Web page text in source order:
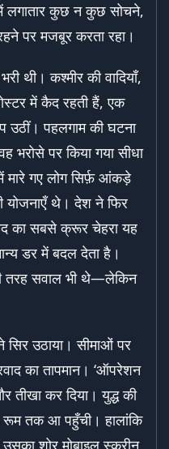
लगातार कुछ न कुछ सोचने,
पर मजबूर करता रहा।
थी। कश्मीर की वादियाँ,
में कैद रहती हैं, एक
उठीं। पहलगाम की घटना
पर किया गया सीधा
मारे गए लोग सिर्फ़ आंकड़े
योजनाएँ थे। देश ने फिर
का सबसे क्रूर चेहरा यह
डर में बदल देता है।
तरह सवाल भी थे—लेकिन
सिर उठाया। सीमाओं पर
का तापमान। ‘ऑपरेशन
तीखा कर दिया। युद्ध की
रूम तक आ पहुँची। हालांकि
शोर मोबाइल स्क्रीन